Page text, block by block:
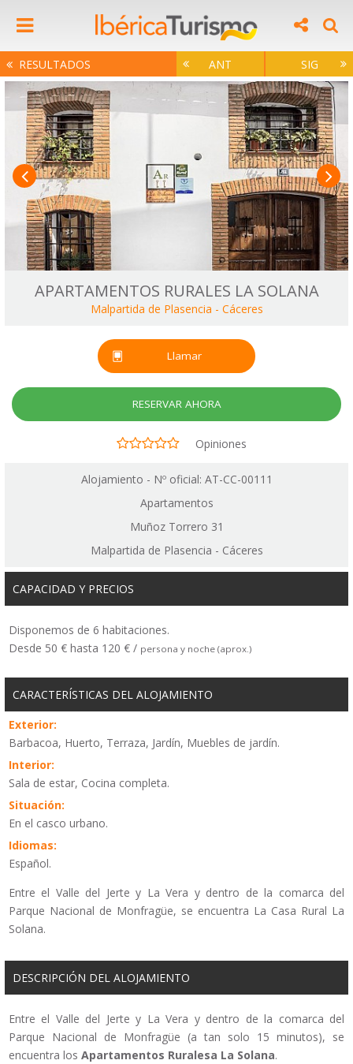
RESULTADOS ANT SIG
APARTAMENTOS RURALES LA SOLANA
Malpartida de Plasencia - Cáceres
Llamar
RESERVAR AHORA
Opiniones
Alojamiento - Nº oficial: AT-CC-00111
Apartamentos
Muñoz Torrero 31
Malpartida de Plasencia - Cáceres
CAPACIDAD Y PRECIOS
Disponemos de 6 habitaciones.
Desde 50 € hasta 120 € / persona y noche (aprox.)
CARACTERÍSTICAS DEL ALOJAMIENTO
Exterior:
Barbacoa, Huerto, Terraza, Jardín, Muebles de jardín.
Interior:
Sala de estar, Cocina completa.
Situación:
En el casco urbano.
Idiomas:
Español.
Entre el Valle del Jerte y La Vera y dentro de la comarca del
Parque Nacional de Monfragüe, se encuentra La Casa Rural La
Solana.
DESCRIPCIÓN DEL ALOJAMIENTO
Entre el Valle del Jerte y La Vera y dentro de la comarca del
Parque Nacional de Monfragüe (a tan solo 15 minutos), se
encuentra los Apartamentos Ruralesa La Solana.